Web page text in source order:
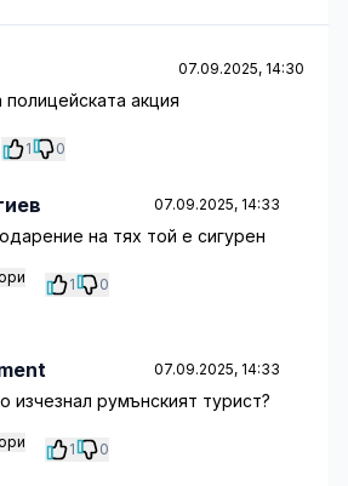
07.09.2025, 14:30
акция
1 0
07.09.2025, 14:33
на тях той е сигурен
1 0
07.09.2025, 14:33
изчезнал румънският турист?
1 0